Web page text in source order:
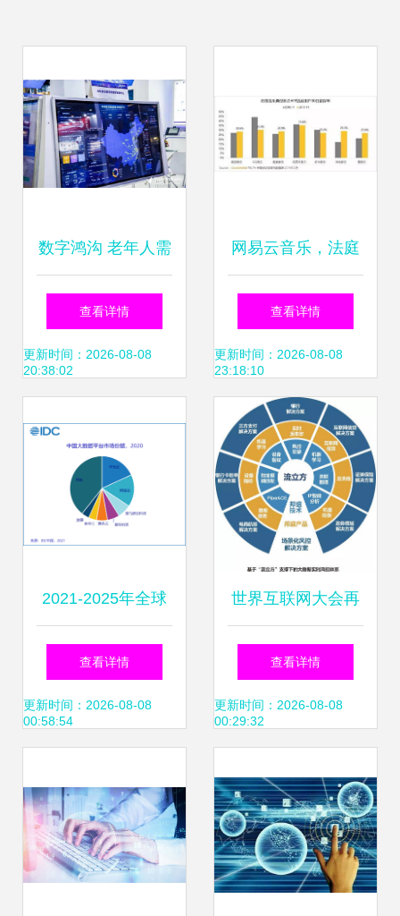
数字鸿沟 老年人需
要的是一部智能手
机和关怀陪伴
查看详情
更新时间：2026-08-08
20:38:02
网易云音乐，法庭
见 用户数据权利的
边界与互联网服务
的责任
查看详情
更新时间：2026-08-08
23:18:10
2021-2025年全球
锂电设备需求总额
超5000亿元；Q1
销售额达150亿美
元 半导体与新能源
查看详情
更新时间：2026-08-08
00:58:54
世界互联网大会再
获殊荣 邦盛科技凭
实力入选三大榜
据服务新赛道
查看详情
更新时间：2026-08-08
00:29:32